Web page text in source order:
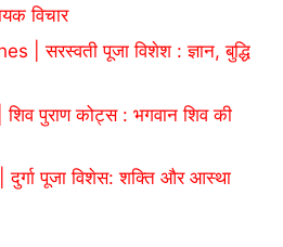
विचार
| सरस्वती पूजा विशेश : ज्ञान, बुद्धि
पुराण कोट्स : भगवान शिव की
पूजा विशेस: शक्ति और आस्था